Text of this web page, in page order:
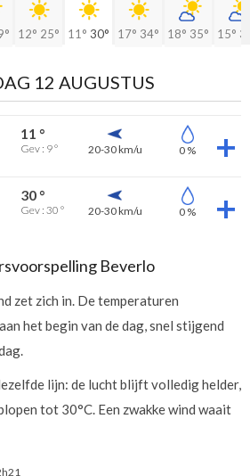
12° 25° 11° 30° 17° 34° 18° 35° 15°
12 AUGUSTUS
11 °
Gev : 9 ° 20-30 km/u 0 %
30 °
Gev : 30 ° 20-30 km/u 0 %
Beverlo
zet zich in. De temperaturen
het begin van de dag, snel stijgend
lijn: de lucht blijft volledig helder,
tot 30°C. Een zwakke wind waait